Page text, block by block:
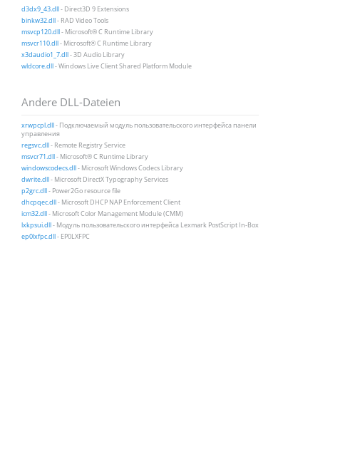
d3dx9_43.dll- Direct3D 9 Extensions
binkw32.dll- RAD Video Tools
msvcp120.dll- Microsoft® C Runtime Library
msvcr110.dll- Microsoft® C Runtime Library
x3daudio1_7.dll- 3D Audio Library
wldcore.dll- Windows Live Client Shared Platform Module
Andere DLL-Dateien
xrwpcpl.dll- Подключаемый модуль пользовательского интерфейса панели
управления
regsvc.dll- Remote Registry Service
msvcr71.dll- Microsoft® C Runtime Library
windowscodecs.dll- Microsoft Windows Codecs Library
dwrite.dll- Microsoft DirectX Typography Services
p2grc.dll- Power2Go resource file
dhcpqec.dll- Microsoft DHCP NAP Enforcement Client
icm32.dll- Microsoft Color Management Module (CMM)
lxkpsui.dll- Модуль пользовательского интерфейса Lexmark PostScript In-Box
ep0lxfpc.dll- EP0LXFPC